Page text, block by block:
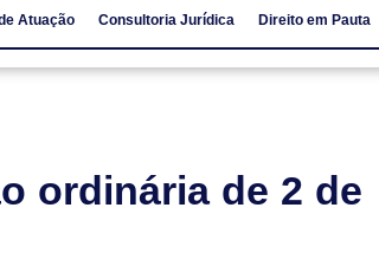
Atuação Consultoria Jurídica Direito em Pauta
ordinária de 2 de